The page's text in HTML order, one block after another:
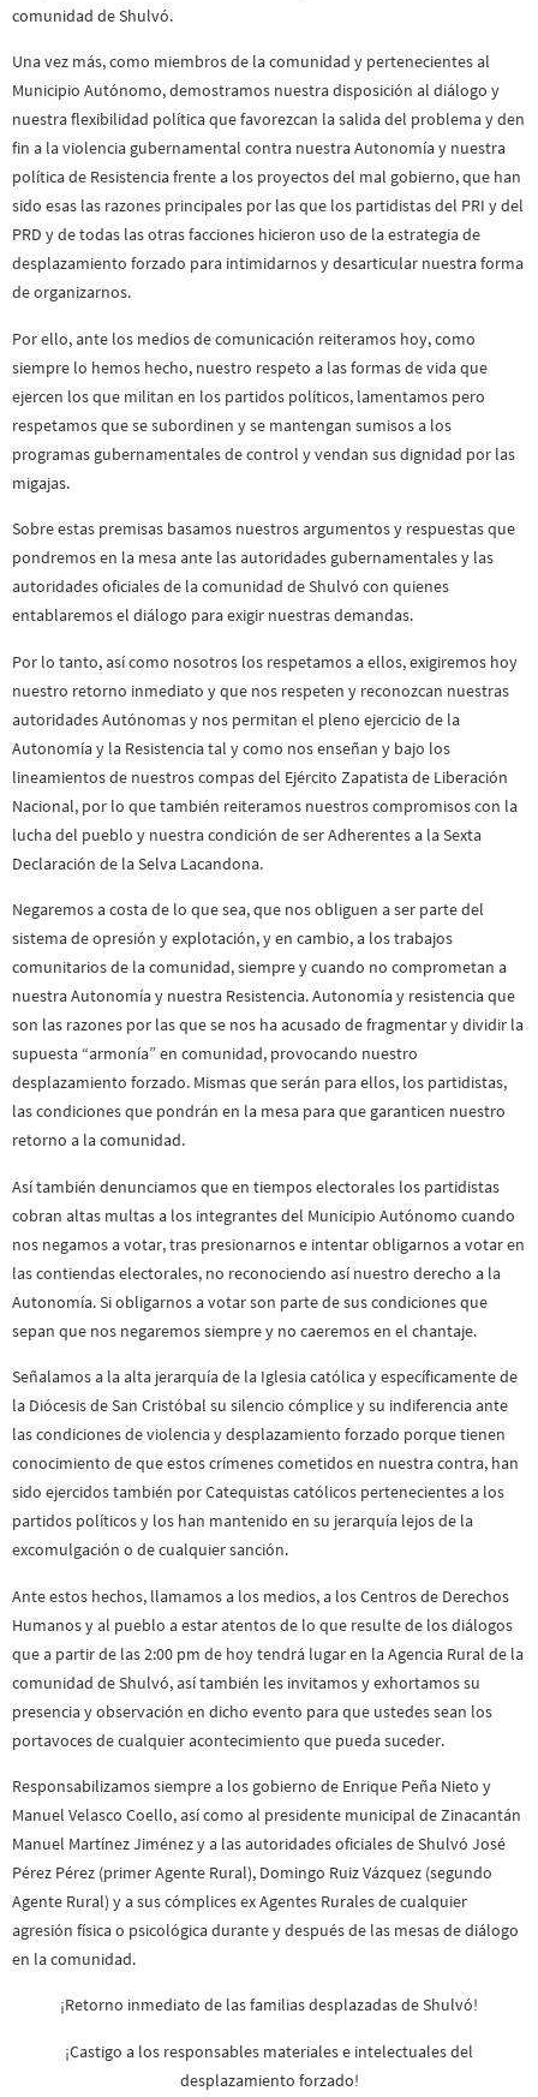
comunidad de Shulvó.
Una vez más, como miembros de la comunidad y pertenecientes al
Municipio Autónomo, demostramos nuestra disposición al diálogo y
nuestra flexibilidad política que favorezcan la salida del problema y den
fin a la violencia gubernamental contra nuestra Autonomía y nuestra
política de Resistencia frente a los proyectos del mal gobierno, que han
sido esas las razones principales por las que los partidistas del PRI y del
PRD y de todas las otras facciones hicieron uso de la estrategia de
desplazamiento forzado para intimidarnos y desarticular nuestra forma
de organizarnos.
Por ello, ante los medios de comunicación reiteramos hoy, como
siempre lo hemos hecho, nuestro respeto a las formas de vida que
ejercen los que militan en los partidos políticos, lamentamos pero
respetamos que se subordinen y se mantengan sumisos a los
programas gubernamentales de control y vendan sus dignidad por las
migajas.
Sobre estas premisas basamos nuestros argumentos y respuestas que
pondremos en la mesa ante las autoridades gubernamentales y las
autoridades oficiales de la comunidad de Shulvó con quienes
entablaremos el diálogo para exigir nuestras demandas.
Por lo tanto, así como nosotros los respetamos a ellos, exigiremos hoy
nuestro retorno inmediato y que nos respeten y reconozcan nuestras
autoridades Autónomas y nos permitan el pleno ejercicio de la
Autonomía y la Resistencia tal y como nos enseñan y bajo los
lineamientos de nuestros compas del Ejército Zapatista de Liberación
Nacional, por lo que también reiteramos nuestros compromisos con la
lucha del pueblo y nuestra condición de ser Adherentes a la Sexta
Declaración de la Selva Lacandona.
Negaremos a costa de lo que sea, que nos obliguen a ser parte del
sistema de opresión y explotación, y en cambio, a los trabajos
comunitarios de la comunidad, siempre y cuando no comprometan a
nuestra Autonomía y nuestra Resistencia. Autonomía y resistencia que
son las razones por las que se nos ha acusado de fragmentar y dividir la
supuesta “armonía” en comunidad, provocando nuestro
desplazamiento forzado. Mismas que serán para ellos, los partidistas,
las condiciones que pondrán en la mesa para que garanticen nuestro
retorno a la comunidad.
Así también denunciamos que en tiempos electorales los partidistas
cobran altas multas a los integrantes del Municipio Autónomo cuando
nos negamos a votar, tras presionarnos e intentar obligarnos a votar en
las contiendas electorales, no reconociendo así nuestro derecho a la
Autonomía. Si obligarnos a votar son parte de sus condiciones que
sepan que nos negaremos siempre y no caeremos en el chantaje.
Señalamos a la alta jerarquía de la Iglesia católica y específicamente de
la Diócesis de San Cristóbal su silencio cómplice y su indiferencia ante
las condiciones de violencia y desplazamiento forzado porque tienen
conocimiento de que estos crímenes cometidos en nuestra contra, han
sido ejercidos también por Catequistas católicos pertenecientes a los
partidos políticos y los han mantenido en su jerarquía lejos de la
excomulgación o de cualquier sanción.
Ante estos hechos, llamamos a los medios, a los Centros de Derechos
Humanos y al pueblo a estar atentos de lo que resulte de los diálogos
que a partir de las 2:00 pm de hoy tendrá lugar en la Agencia Rural de la
comunidad de Shulvó, así también les invitamos y exhortamos su
presencia y observación en dicho evento para que ustedes sean los
portavoces de cualquier acontecimiento que pueda suceder.
Responsabilizamos siempre a los gobierno de Enrique Peña Nieto y
Manuel Velasco Coello, así como al presidente municipal de Zinacantán
Manuel Martínez Jiménez y a las autoridades oficiales de Shulvó José
Pérez Pérez (primer Agente Rural), Domingo Ruiz Vázquez (segundo
Agente Rural) y a sus cómplices ex Agentes Rurales de cualquier
agresión física o psicológica durante y después de las mesas de diálogo
en la comunidad.
¡Retorno inmediato de las familias desplazadas de Shulvó!
¡Castigo a los responsables materiales e intelectuales del
desplazamiento forzado!